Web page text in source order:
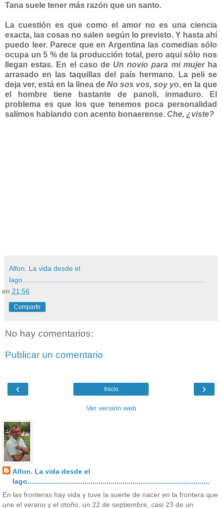
Tana suele tener más razón que un santo.
La cuestión es que como el amor no es una ciencia
exacta, las cosas no salen según lo previsto. Y hasta ahí
puedo leer. Parece que en Argentina las comedias sólo
ocupa un 5 % de la producción total, pero aquí sólo nos
llegan estas. En el caso de Un novio para mi mujerha
arrasado en las taquillas del país hermano. La peli se
deja ver, está en la linea de No sos vos, soy yo, en la que
el hombre tiene bastante de panoli, inmaduro. El
problema es que los que tenemos poca personalidad
salimos hablando con acento bonaerense. Che, ¿viste?
Alfon. La vida desde el
lago............................................................................................
en 21:56
Compartir
No hay comentarios:
Publicar un comentario
‹ ›
Inicio
Ver versión web
Alfon. La vida desde el
lago............................................................................................
En las fronteras hay vida y tuve la suerte de nacer en la frontera que
une el verano y el otoño, un 22 de septiembre, casi 23 de un